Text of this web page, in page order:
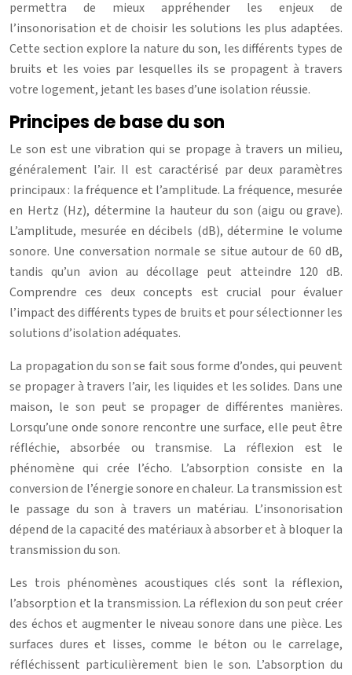
permettra de mieux appréhender les enjeux de
l’insonorisation et de choisir les solutions les plus adaptées.
Cette section explore la nature du son, les différents types de
bruits et les voies par lesquelles ils se propagent à travers
votre logement, jetant les bases d’une isolation réussie.
Principes de base du son
Le son est une vibration qui se propage à travers un milieu,
généralement l’air. Il est caractérisé par deux paramètres
principaux : la fréquence et l’amplitude. La fréquence, mesurée
en Hertz (Hz), détermine la hauteur du son (aigu ou grave).
L’amplitude, mesurée en décibels (dB), détermine le volume
sonore. Une conversation normale se situe autour de 60 dB,
tandis qu’un avion au décollage peut atteindre 120 dB.
Comprendre ces deux concepts est crucial pour évaluer
l’impact des différents types de bruits et pour sélectionner les
solutions d’isolation adéquates.
La propagation du son se fait sous forme d’ondes, qui peuvent
se propager à travers l’air, les liquides et les solides. Dans une
maison, le son peut se propager de différentes manières.
Lorsqu’une onde sonore rencontre une surface, elle peut être
réfléchie, absorbée ou transmise. La réflexion est le
phénomène qui crée l’écho. L’absorption consiste en la
conversion de l’énergie sonore en chaleur. La transmission est
le passage du son à travers un matériau. L’insonorisation
dépend de la capacité des matériaux à absorber et à bloquer la
transmission du son.
Les trois phénomènes acoustiques clés sont la réflexion,
l’absorption et la transmission. La réflexion du son peut créer
des échos et augmenter le niveau sonore dans une pièce. Les
surfaces dures et lisses, comme le béton ou le carrelage,
réfléchissent particulièrement bien le son. L’absorption du